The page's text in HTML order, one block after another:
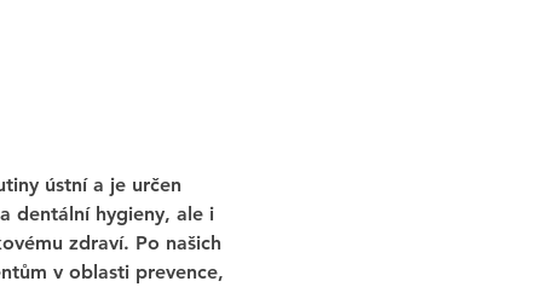
ústní a je určen
dentální hygieny, ale i
zdraví. Po našich
v oblasti prevence,